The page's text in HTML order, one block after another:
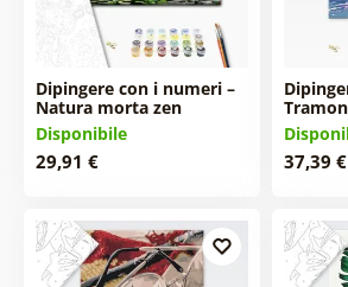
Dipingere con i numeri –
Natura morta zen
Disponibile
29,91 € 37,39 €